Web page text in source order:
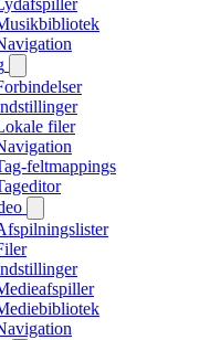
filer
feltmappings